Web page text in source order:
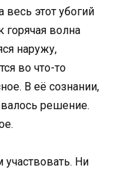
весь этот убогий
горячая волна
наружу,
во что-то
В её сознании,
решение.
Ни